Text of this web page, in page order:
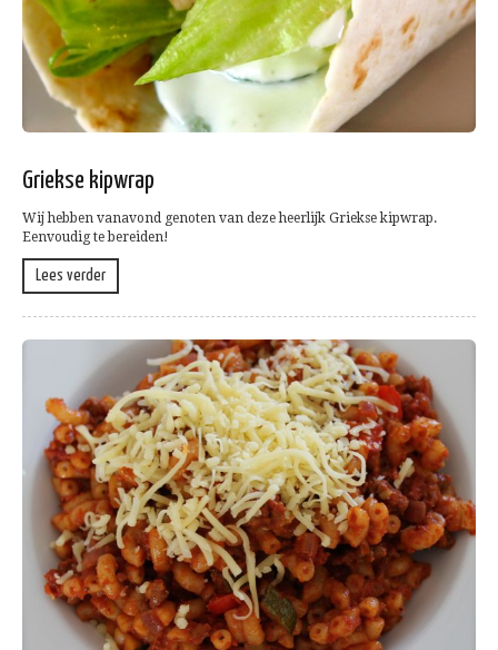
Griekse kipwrap
Wij hebben vanavond genoten van deze heerlijk Griekse kipwrap.
Eenvoudig te bereiden!
Lees verder